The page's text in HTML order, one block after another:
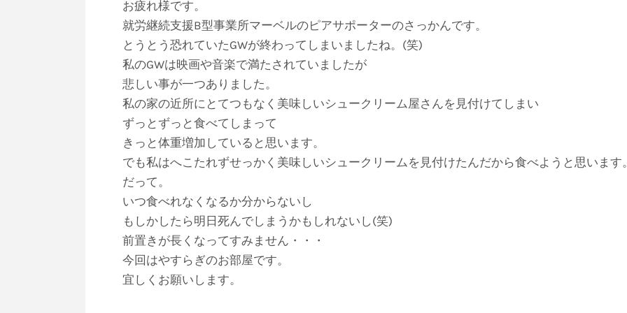
お疲れ様です。
就労継続支援B型事業所マーベルのピアサポーターのさっかんです。
とうとう恐れていたGWが終わってしまいましたね。(笑)
私のGWは映画や音楽で満たされていましたが
悲しい事が一つありました。
私の家の近所にとてつもなく美味しいシュークリーム屋さんを見付けてしまい
ずっとずっと食べてしまって
きっと体重増加していると思います。
でも私はへこたれずせっかく美味しいシュークリームを見付けたんだから食べようと思います
だって。
いつ食べれなくなるか分からないし
もしかしたら明日死んでしまうかもしれないし(笑)
前置きが長くなってすみません・・・
今回はやすらぎのお部屋です。
宜しくお願いします。